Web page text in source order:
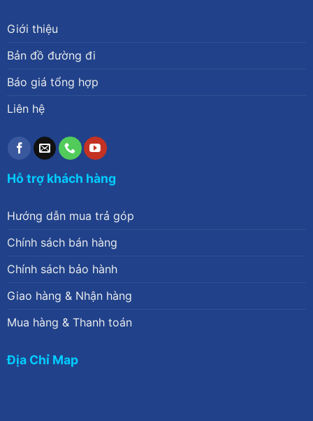
Giới thiệu
Bản đồ đường đi
Báo giá tổng hợp
Liên hệ
Hỗ trợ khách hàng
Hướng dẫn mua trả góp
Chính sách bán hàng
Chính sách bảo hành
Giao hàng & Nhận hàng
Mua hàng & Thanh toán
Địa Chỉ Map